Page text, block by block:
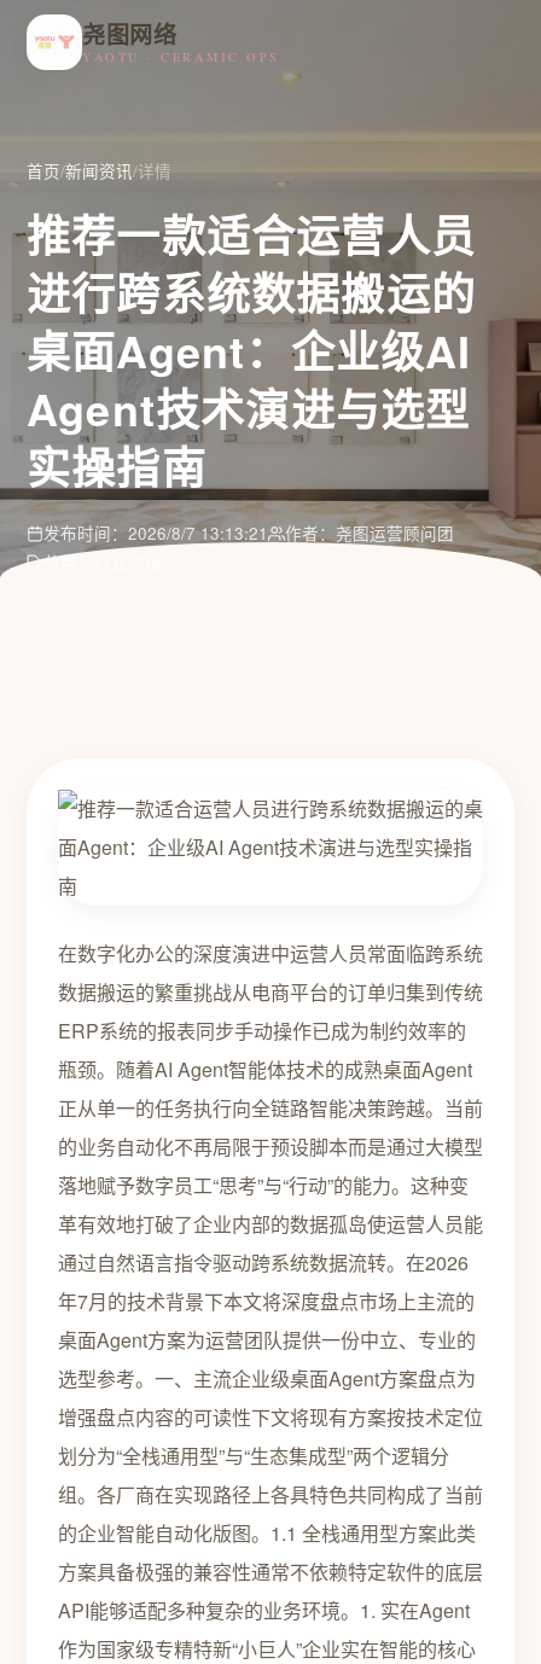
尧图网络
YAOTU · CERAMIC OPS
首页/新闻资讯/详情
推荐一款适合运营人员
进行跨系统数据搬运的
桌面Agent：企业级AI
Agent技术演进与选型
实操指南
发布时间：2026/8/7 13:13:21
作者：尧图运营顾问团
分类：行业资讯
在数字化办公的深度演进中运营人员常面临跨系统
数据搬运的繁重挑战从电商平台的订单归集到传统
ERP系统的报表同步手动操作已成为制约效率的
瓶颈。随着AI Agent智能体技术的成熟桌面Agent
正从单一的任务执行向全链路智能决策跨越。当前
的业务自动化不再局限于预设脚本而是通过大模型
落地赋予数字员工“思考”与“行动”的能力。这种变
革有效地打破了企业内部的数据孤岛使运营人员能
通过自然语言指令驱动跨系统数据流转。在2026
年7月的技术背景下本文将深度盘点市场上主流的
桌面Agent方案为运营团队提供一份中立、专业的
选型参考。一、主流企业级桌面Agent方案盘点为
增强盘点内容的可读性下文将现有方案按技术定位
划分为“全栈通用型”与“生态集成型”两个逻辑分
组。各厂商在实现路径上各具特色共同构成了当前
的企业智能自动化版图。1.1 全栈通用型方案此类
方案具备极强的兼容性通常不依赖特定软件的底层
API能够适配多种复杂的业务环境。1. 实在Agent
作为国家级专精特新“小巨人”企业实在智能的核心